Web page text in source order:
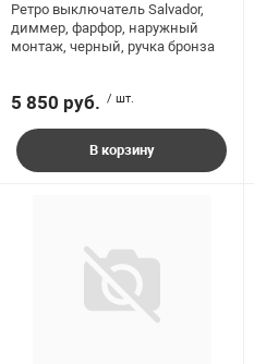
Ретро выключатель Salvador,
диммер, фарфор, наружный
монтаж, черный, ручка бронза
5 850 руб. / шт.
В корзину